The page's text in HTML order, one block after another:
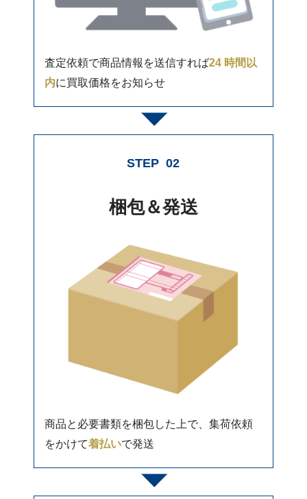
査定依頼で商品情報を送信すれば24 時間以
内に買取価格をお知らせ
STEP 02
梱包＆発送
商品と必要書類を梱包した上で、集荷依頼
をかけて着払いで発送